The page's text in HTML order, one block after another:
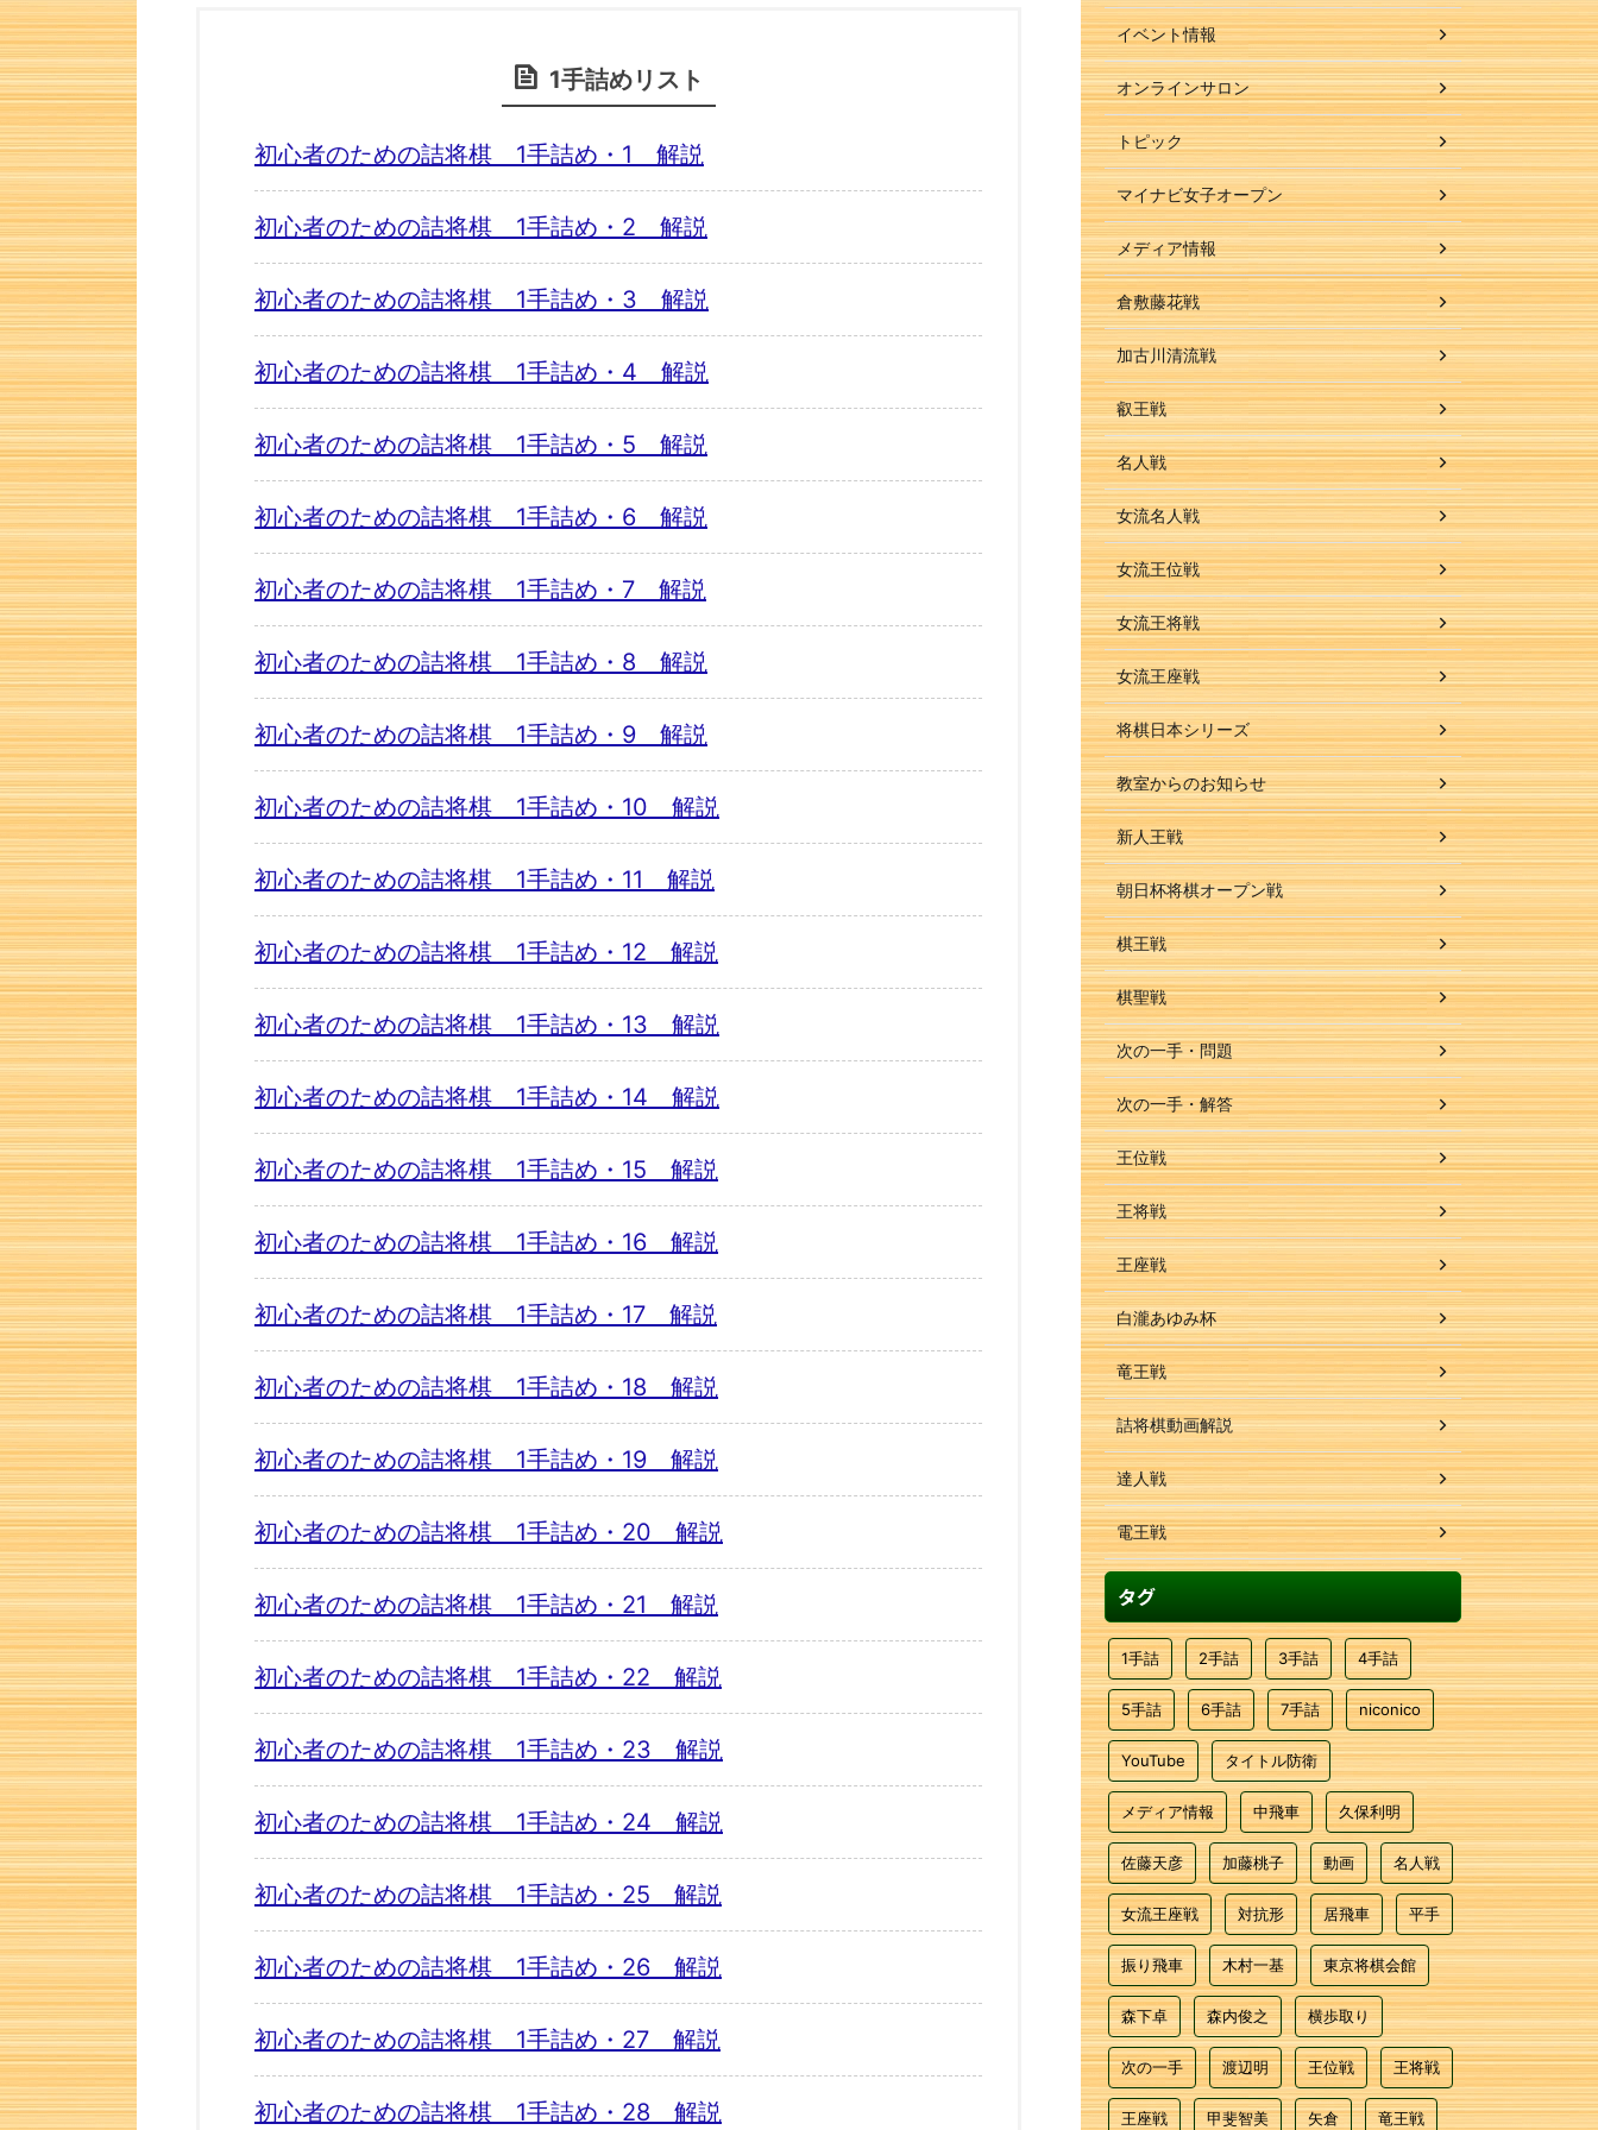
1手詰めリスト
初心者のための詰将棋 1手詰め・1 解説
初心者のための詰将棋 1手詰め・2 解説
初心者のための詰将棋 1手詰め・3 解説
初心者のための詰将棋 1手詰め・4 解説
初心者のための詰将棋 1手詰め・5 解説
初心者のための詰将棋 1手詰め・6 解説
初心者のための詰将棋 1手詰め・7 解説
初心者のための詰将棋 1手詰め・8 解説
初心者のための詰将棋 1手詰め・9 解説
初心者のための詰将棋 1手詰め・10 解説
初心者のための詰将棋 1手詰め・11 解説
初心者のための詰将棋 1手詰め・12 解説
初心者のための詰将棋 1手詰め・13 解説
初心者のための詰将棋 1手詰め・14 解説
初心者のための詰将棋 1手詰め・15 解説
初心者のための詰将棋 1手詰め・16 解説
初心者のための詰将棋 1手詰め・17 解説
初心者のための詰将棋 1手詰め・18 解説
初心者のための詰将棋 1手詰め・19 解説
初心者のための詰将棋 1手詰め・20 解説
初心者のための詰将棋 1手詰め・21 解説
初心者のための詰将棋 1手詰め・22 解説
初心者のための詰将棋 1手詰め・23 解説
初心者のための詰将棋 1手詰め・24 解説
初心者のための詰将棋 1手詰め・25 解説
初心者のための詰将棋 1手詰め・26 解説
初心者のための詰将棋 1手詰め・27 解説
初心者のための詰将棋 1手詰め・28 解説
イベント情報
オンラインサロン
トピック
マイナビ女子オープン
メディア情報
倉敷藤花戦
加古川清流戦
叡王戦
名人戦
女流名人戦
女流王位戦
女流王将戦
女流王座戦
将棋日本シリーズ
教室からのお知らせ
新人王戦
朝日杯将棋オープン戦
棋王戦
棋聖戦
次の一手・問題
次の一手・解答
王位戦
王将戦
王座戦
白瀧あゆみ杯
竜王戦
詰将棋動画解説
達人戦
電王戦
タグ
1手詰 2手詰 3手詰 4手詰
5手詰 6手詰 7手詰 niconico
YouTube タイトル防衛
メディア情報 中飛車 久保利明
佐藤天彦 加藤桃子 動画 名人戦
女流王座戦 対抗形 居飛車 平手
振り飛車 木村一基 東京将棋会館
森下卓 森内俊之 横歩取り
次の一手 渡辺明 王位戦 王将戦
王座戦 甲斐智美 矢倉 竜王戦